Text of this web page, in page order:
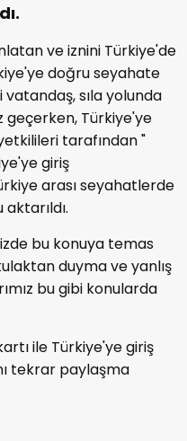
ve iznini Türkiye'de
doğru seyahate
sıla yolunda
geçerken, Türkiye'ye
tarafından "
giriş
arası seyahatlerde
bu konuya temas
duyma ve yanlış
bu gibi konularda
ile Türkiye'ye giriş
tekrar paylaşma